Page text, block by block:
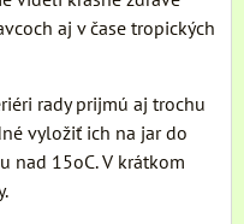
aj v čase tropických
rady prijmú aj trochu
vyložiť ich na jar do
nad 15oC. V krátkom